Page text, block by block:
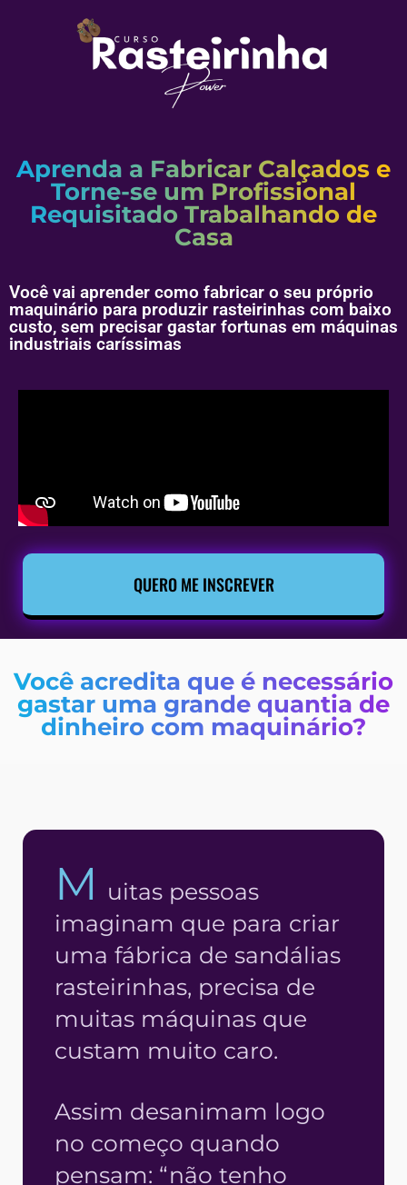
Aprenda a Fabricar Calçados e
Torne-se um Profissional
Requisitado Trabalhando de
Casa
Você vai aprender como fabricar o seu próprio
maquinário para produzir rasteirinhas com baixo
custo, sem precisar gastar fortunas em máquinas
industriais caríssimas
QUERO ME INSCREVER
Você acredita que é necessário
gastar uma grande quantia de
dinheiro com maquinário?
M uitas pessoas
imaginam que para criar
uma fábrica de sandálias
rasteirinhas, precisa de
muitas máquinas que
custam muito caro.
Assim desanimam logo
no começo quando
pensam: “não tenho